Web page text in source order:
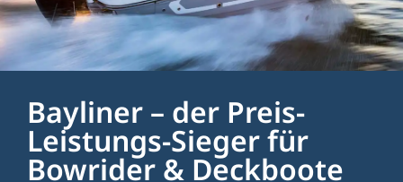
Bayliner – der Preis-
Leistungs-Sieger für
Bowrider & Deckboote